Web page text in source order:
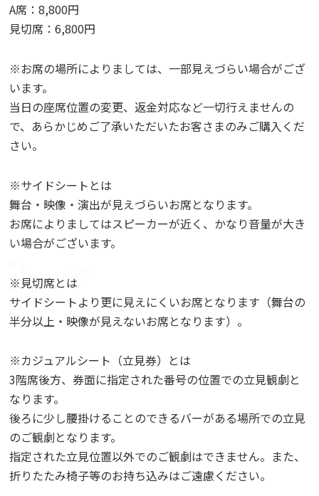
A席：8,800円
見切席：6,800円
※お席の場所によりましては、一部見えづらい場合がござ
います。
当日の座席位置の変更、返金対応など一切行えませんの
で、あらかじめご了承いただいたお客さまのみご購入くだ
さい。
※サイドシートとは
舞台・映像・演出が見えづらいお席となります。
お席によりましてはスピーカーが近く、かなり音量が大き
い場合がございます。
※見切席とは
サイドシートより更に見えにくいお席となります（舞台の
半分以上・映像が見えないお席となります）。
※カジュアルシート（立見券）とは
3階席後方、券面に指定された番号の位置での立見観劇と
なります。
後ろに少し腰掛けることのできるバーがある場所での立見
のご観劇となります。
指定された立見位置以外でのご観劇はできません。また、
折りたたみ椅子等のお持ち込みはご遠慮ください。